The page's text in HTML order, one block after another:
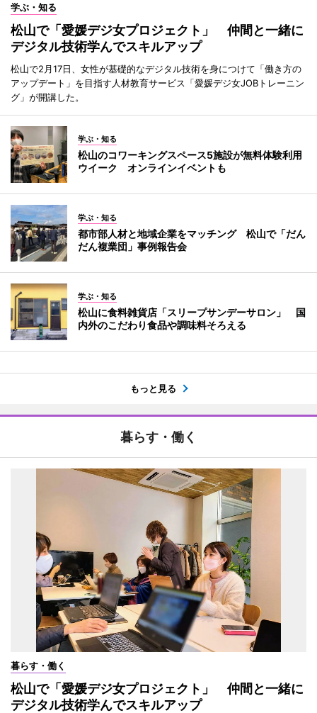
学ぶ・知る
松山で「愛媛デジ女プロジェクト」 仲間と一緒に
デジタル技術学んでスキルアップ
松山で2月17日、女性が基礎的なデジタル技術を身につけて「働き方の
アップデート」を目指す人材教育サービス「愛媛デジ女JOBトレーニン
グ」が開講した。
学ぶ・知る
松山のコワーキングスペース5施設が無料体験利用
ウイーク オンラインイベントも
学ぶ・知る
都市部人材と地域企業をマッチング 松山で「だん
だん複業団」事例報告会
学ぶ・知る
松山に食料雑貨店「スリープサンデーサロン」 国
内外のこだわり食品や調味料そろえる
もっと見る
暮らす・働く
暮らす・働く
松山で「愛媛デジ女プロジェクト」 仲間と一緒に
デジタル技術学んでスキルアップ